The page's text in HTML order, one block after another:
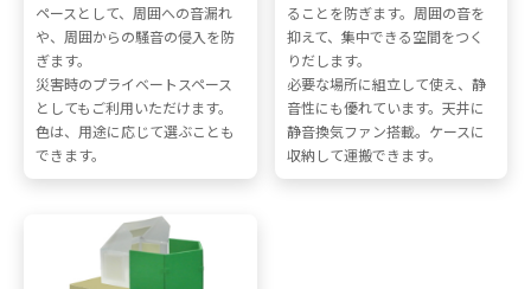
ペースとして、周囲への音漏れ
や、周囲からの騒音の侵入を防
ぎます。
災害時のプライベートスペース
としてもご利用いただけます。
色は、用途に応じて選ぶことも
できます。
ることを防ぎます。周囲の音を
抑えて、集中できる空間をつく
りだします。
必要な場所に組立して使え、静
音性にも優れています。天井に
静音換気ファン搭載。ケースに
収納して運搬できます。